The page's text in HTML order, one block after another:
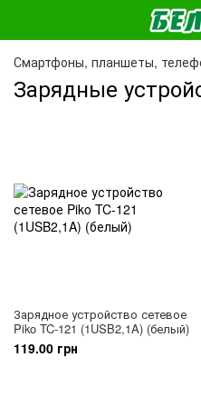
Смартфоны, планшеты,
Зарядные
Зарядное устройство сетевое
Piko TC-121 (1USB2,1A) (белый)
119.00 грн